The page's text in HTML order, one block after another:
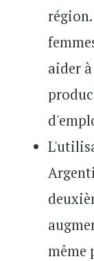
aider
même